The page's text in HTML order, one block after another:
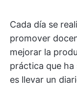
Cada día se
promover
mejorar la
práctica que
es llevar un